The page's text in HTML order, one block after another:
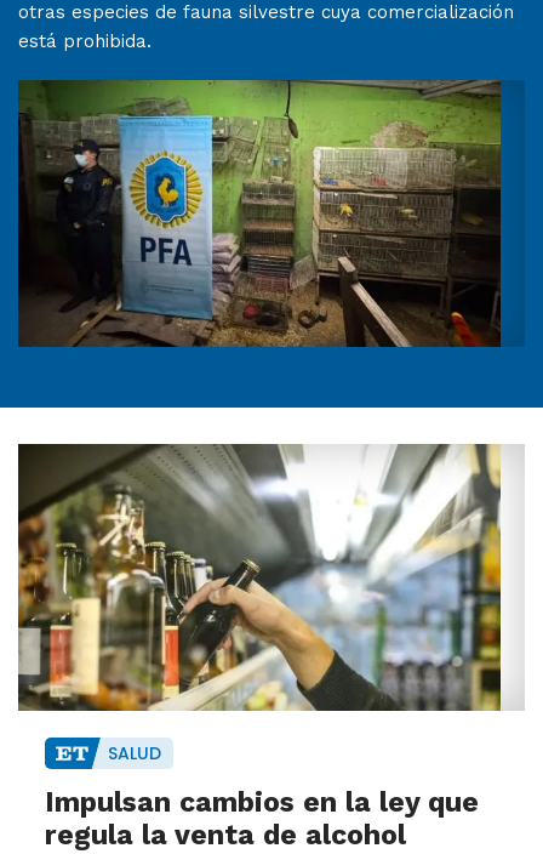
otras especies de fauna silvestre cuya comercialización
está prohibida.
SALUD
Impulsan cambios en la ley que
regula la venta de alcohol